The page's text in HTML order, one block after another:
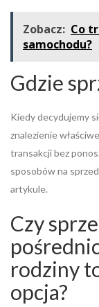
Zobacz: Co
samochodu?
Gdzie
Kiedy decydujemy
znalezienie
transakcji bez
sposobów na
artykule.
Czy
rodziny
opcja?